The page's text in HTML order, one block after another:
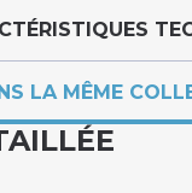
LA MÊME